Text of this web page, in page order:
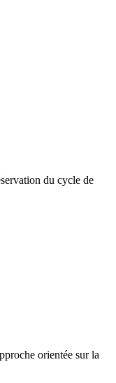
du cycle de
orientée sur la